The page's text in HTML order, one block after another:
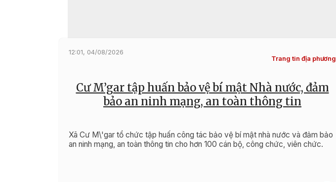
12:01, 04/08/2026
Trang tin địa phương
Cư M’gar tập huấn bảo vệ bí mật Nhà nước, đảm
bảo an ninh mạng, an toàn thông tin
Xã Cư M\'gar tổ chức tập huấn công tác bảo vệ bí mật nhà nước và đảm bảo
an ninh mạng, an toàn thông tin cho hơn 100 cán bộ, công chức, viên chức.